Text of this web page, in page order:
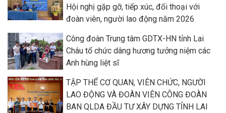
Hội nghị gặp gỡ, tiếp xúc, đối thoại với
đoàn viên, người lao động năm 2026
Công đoàn Trung tâm GDTX-HN tỉnh Lai
Châu tổ chức dâng hương tưởng niệm các
Anh hùng liệt sĩ
TẬP THỂ CƠ QUAN, VIÊN CHỨC, NGƯỜI
LAO ĐỘNG VÀ ĐOÀN VIÊN CÔNG ĐOÀN
BAN QLDA ĐẦU TƯ XÂY DỰNG TỈNH LAI